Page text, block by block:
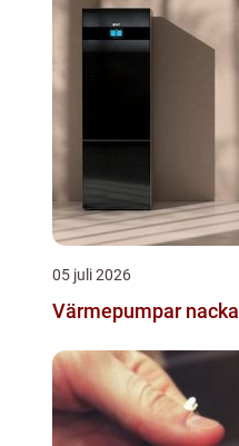
05 juli 2026
Värmepumpar nacka